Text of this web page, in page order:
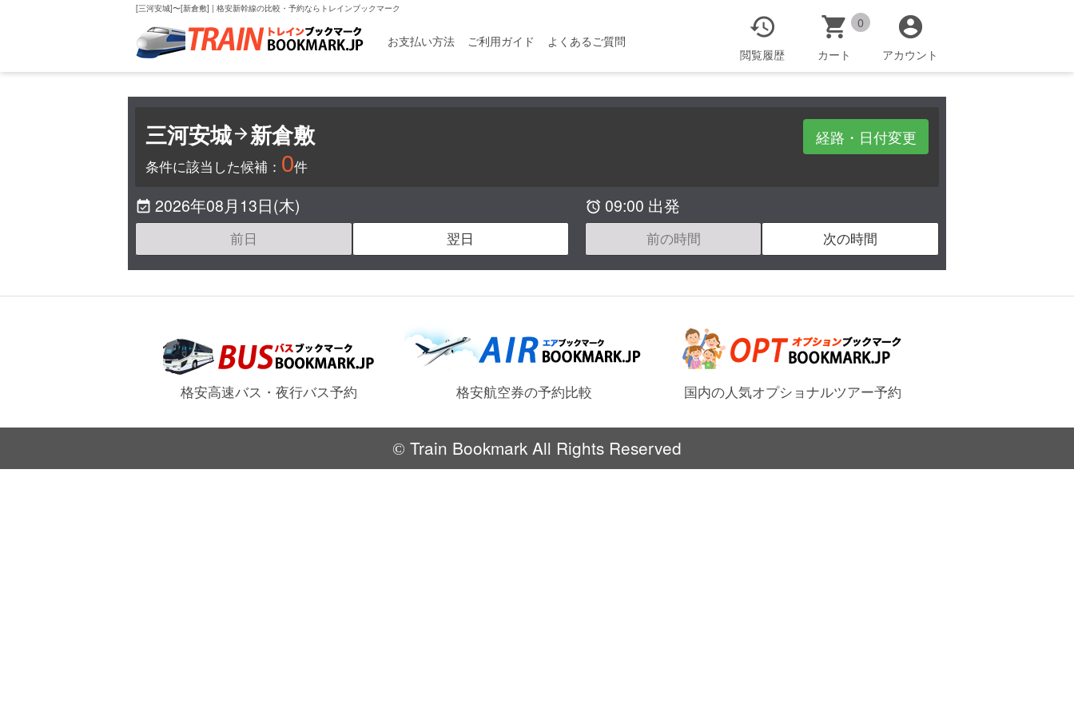
[三河安城]〜[新倉敷] | 格安新幹線の比較・予約ならトレインブックマーク
お支払い方法 ご利用ガイド よくあるご質問 
閲覧履歴
0

カート

アカウント
経路・日付変更
三河安城新倉敷
条件に該当した候補： 0件
 2026年08月13日(木)
前日 翌日
 09:00 出発
前の時間 次の時間
格安高速バス・夜行バス予約 格安航空券の予約比較 国内の人気オプショナルツアー予約
© Train Bookmark All Rights Reserved